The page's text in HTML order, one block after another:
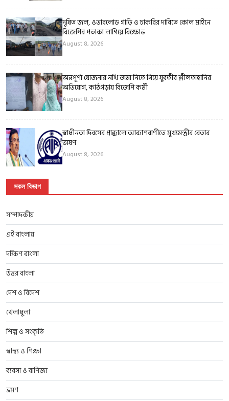
দূষিত জল, ওভারলোড গাড়ি ও চাকরির দাবিতে কোল মাইনে
বিজেপির পতাকা লাগিয়ে বিক্ষোভ
August 8, 2026
অন্নপূর্ণা যোজনার নথি জমা নিতে গিয়ে যুবতীর শ্লীলতাহানির
অভিযোগ, কাঠগড়ায় বিজেপি কর্মী
August 8, 2026
স্বাধীনতা দিবসের প্রাক্কালে আকাশবাণীতে মুখ্যমন্ত্রীর বেতার
ভাষণ
August 8, 2026
সকল বিভাগ
সম্পাদকীয়
এই বাংলায়
দক্ষিণ বাংলা
উত্তর বাংলা
দেশ ও বিদেশ
খেলাধুলা
শিল্প ও সংকৃতি
স্বাস্থ্য ও শিক্ষা
ব্যবসা ও বাণিজ্য
ভ্রমণ